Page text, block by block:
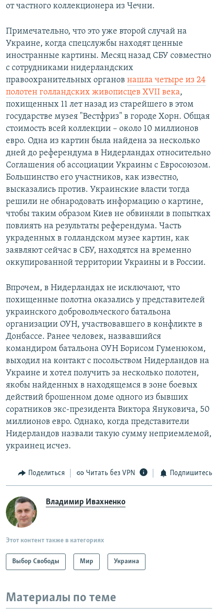
от частного коллекционера из Чечни.
Примечательно, что это уже второй случай на
Украине, когда спецслужбы находят ценные
иностранные картины. Месяц назад СБУ совместно
с сотрудниками нидерландских
правоохранительных органов нашла четыре из 24
полотен голландских живописцев XVII века,
похищенных 11 лет назад из старейшего в этом
государстве музея "Вестфриз" в городе Хорн. Общая
стоимость всей коллекции – около 10 миллионов
евро. Одна из картин была найдена за несколько
дней до референдума в Нидерландах относительно
Соглашения об ассоциации Украины с Евросоюзом.
Большинство его участников, как известно,
высказались против. Украинские власти тогда
решили не обнародовать информацию о картине,
чтобы таким образом Киев не обвиняли в попытках
повлиять на результаты референдума. Часть
украденных в голландском музее картин, как
заявляют сейчас в СБУ, находятся на временно
оккупированной территории Украины и в России.
Впрочем, в Нидерландах не исключают, что
похищенные полотна оказались у представителей
украинского добровольческого батальона
организации ОУН, участвовавшего в конфликте в
Донбассе. Ранее человек, назвавшийся
командиром батальона ОУН Борисом Гуменюком,
выходил на контакт с посольством Нидерландов на
Украине и хотел получить за несколько полотен,
якобы найденных в находящемся в зоне боевых
действий брошенном доме одного из бывших
соратников экс-президента Виктора Януковича, 50
миллионов евро. Однако, когда представители
Нидерландов назвали такую сумму неприемлемой,
украинец исчез.
Поделиться Читать без VPN Подпишитесь
Владимир Ивахненко
Этот контент также в категориях
Выбор Свободы Мир Украина
Материалы по теме